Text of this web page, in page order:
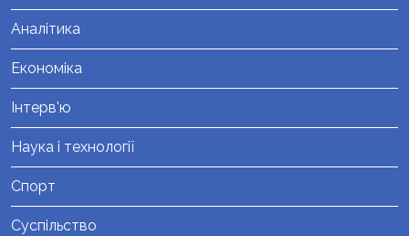
Аналітика
Економіка
Інтерв'ю
Наука і технології
Спорт
Суспільство